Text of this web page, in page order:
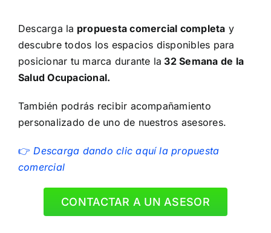
Descarga la propuesta comercial completa y
descubre todos los espacios disponibles para
posicionar tu marca durante la 32 Semana de la
Salud Ocupacional.
También podrás recibir acompañamiento
personalizado de uno de nuestros asesores.
👉 Descarga dando clic aquí la propuesta
comercial
CONTACTAR A UN ASESOR